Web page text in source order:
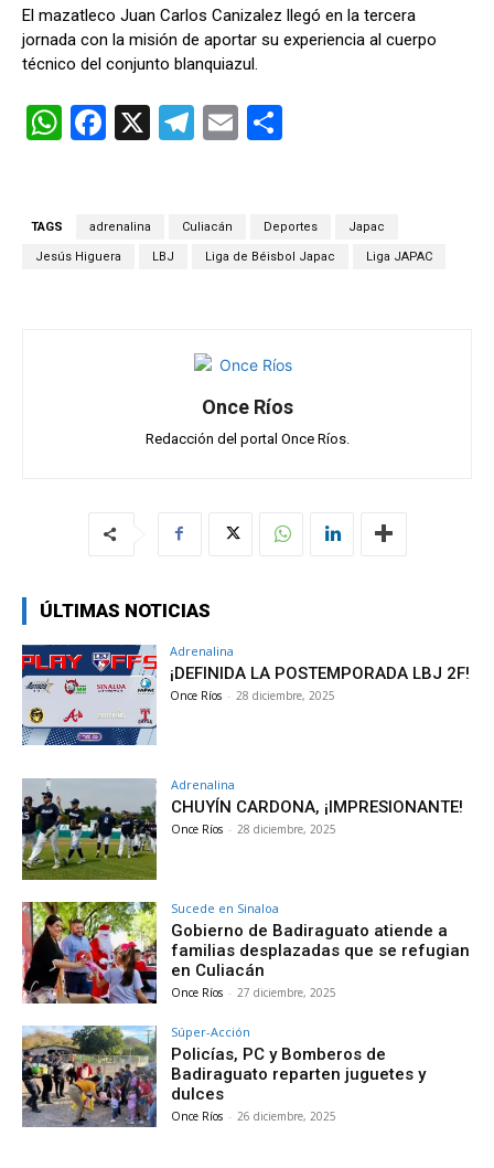
El mazatleco Juan Carlos Canizalez llegó en la tercera
jornada con la misión de aportar su experiencia al cuerpo
técnico del conjunto blanquiazul.
W
A
F
b
o
X
T
gr
a
E
p
ar
TAGS adrenalina Culiacán Deportes Japac
Jesús Higuera LBJ Liga de Béisbol Japac Liga JAPAC
Once Ríos
Redacción del portal Once Ríos.
ÚLTIMAS NOTICIAS
Adrenalina
¡DEFINIDA LA POSTEMPORADA LBJ 2F!
Once Ríos - 28 diciembre, 2025
Adrenalina
CHUYÍN CARDONA, ¡IMPRESIONANTE!
Once Ríos - 28 diciembre, 2025
Sucede en Sinaloa
Gobierno de Badiraguato atiende a
familias desplazadas que se refugian
en Culiacán
Once Ríos - 27 diciembre, 2025
Súper-Acción
Policías, PC y Bomberos de
Badiraguato reparten juguetes y
dulces
Once Ríos - 26 diciembre, 2025